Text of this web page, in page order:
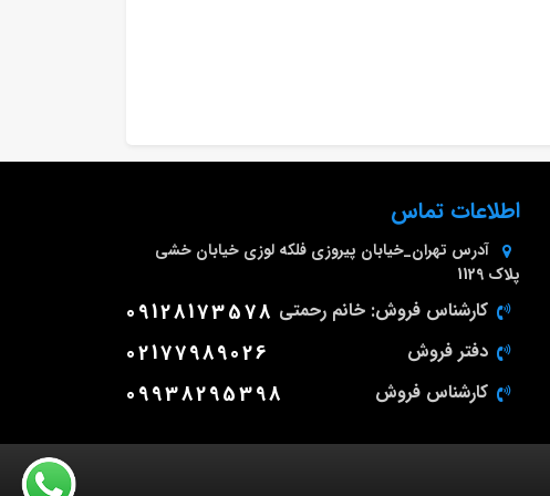
اطلاعات تماس
آدرس تهران_خیابان پیروزی فلکه لوزی خیابان خشی
پلاک 1129
کارشناس فروش: خانم رحمتی 09128173578
دفتر فروش 02177989026
کارشناس فروش 09938295398